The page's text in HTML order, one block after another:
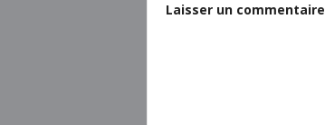
Laisser un commentaire